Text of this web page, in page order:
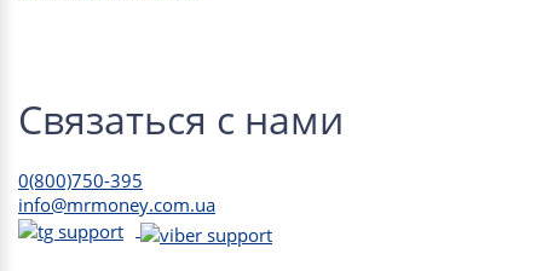
Связаться с нами
0(800)750-395
info@mrmoney.com.ua